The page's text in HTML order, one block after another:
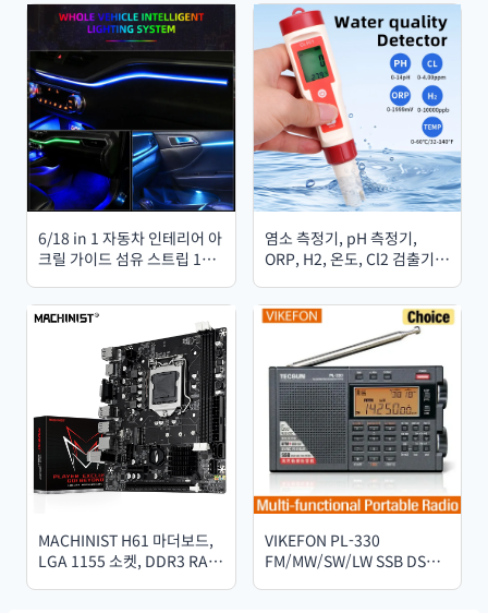
6/18 in 1 자동차 인테리어 아
크릴 가이드 섬유 스트립 18
트 라이트 RGB 64색 장식 분
위기 램프
염소 측정기, pH 측정기,
ORP, H2, 온도, Cl2 검출기,
및 스파용 필터 등 5가지 기능
을 하나로!
MACHINIST H61 마더보드,
LGA 1155 소켓, DDR3 RAM
VIKEFON PL-330
FM/MW/SW/LW SSB DSP